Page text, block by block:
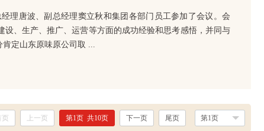
理唐波、副总经理窦立秋和集团各部门员工参加了会议。会
、生产、推广、运营等方面的成功经验和思考感悟，并同与
定山东原味原公司取 ...
页 上一页 第1页 共10页 下一页 尾页 第1页